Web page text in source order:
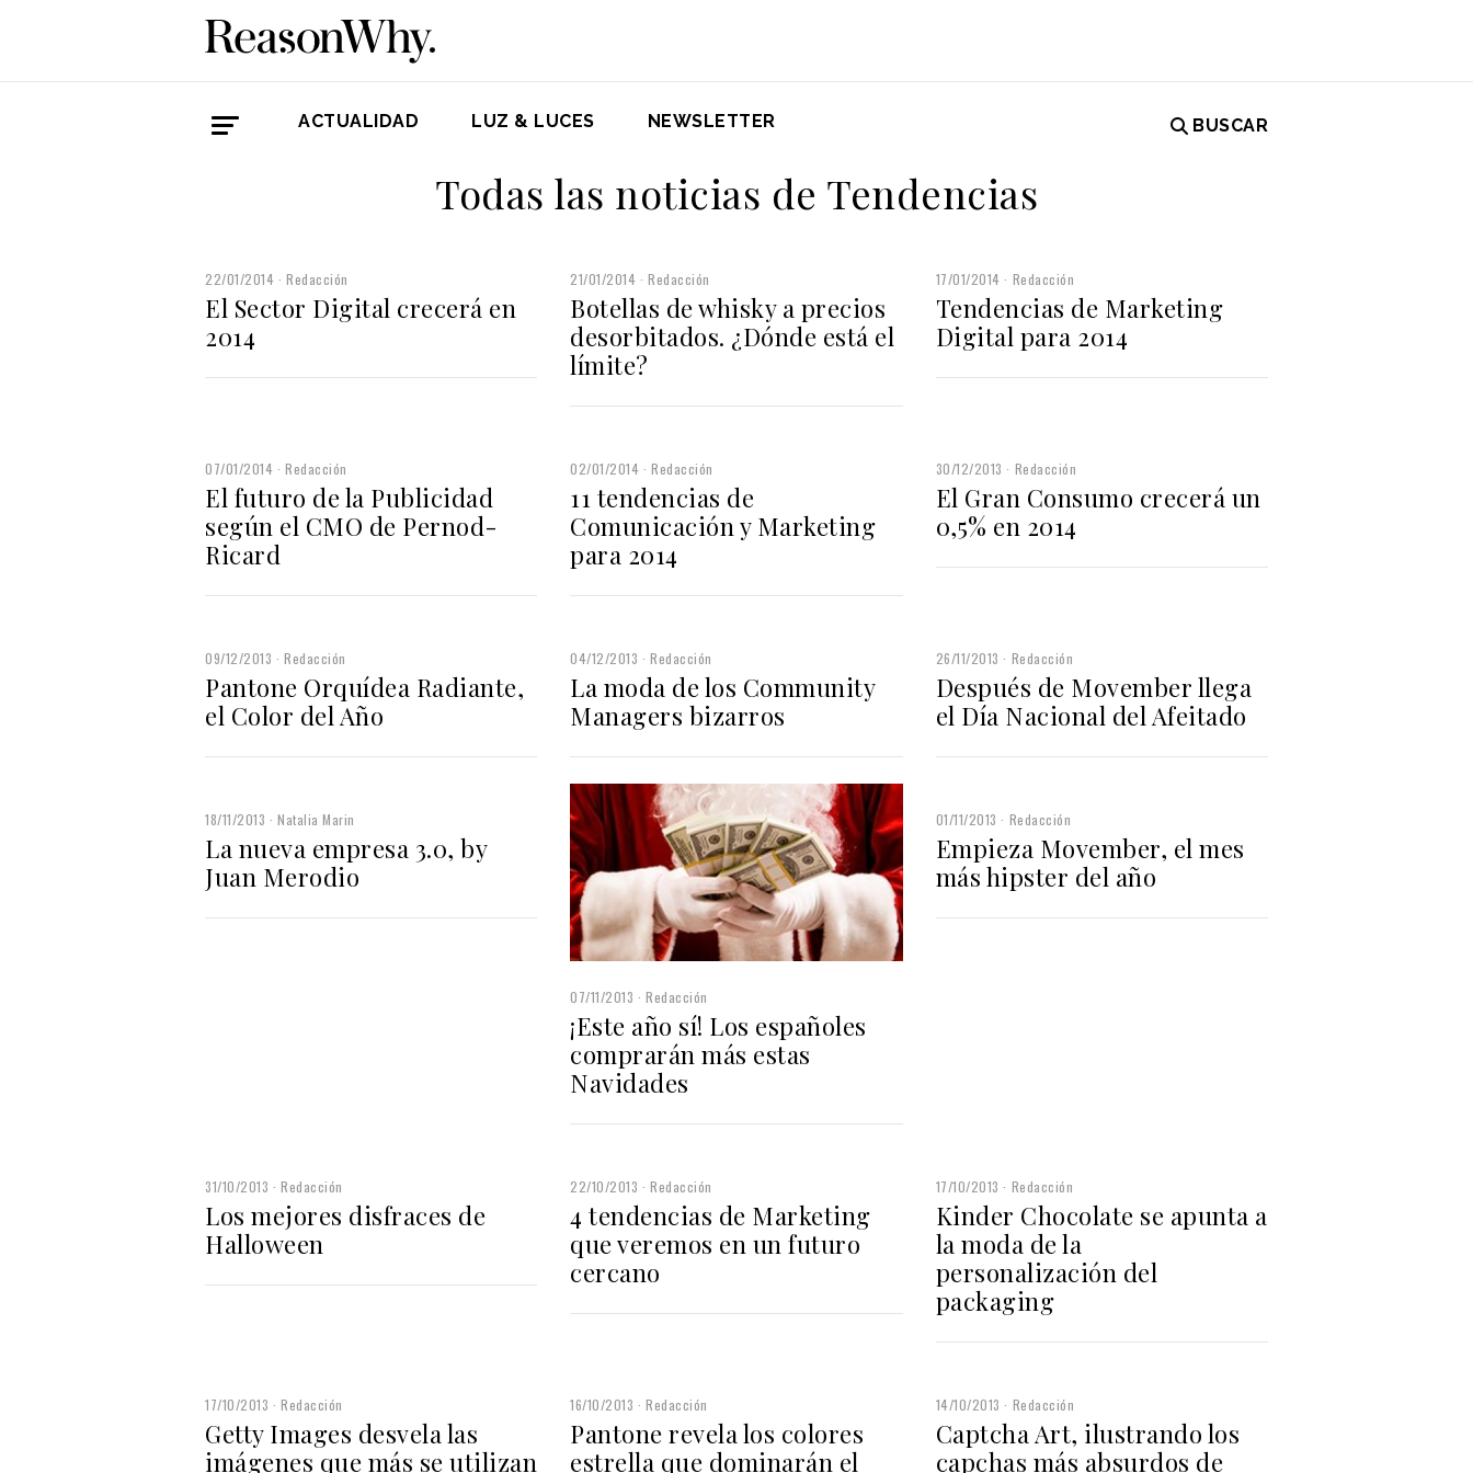
ACTUALIDAD LUZ & LUCES NEWSLETTER BUSCAR
Todas las noticias de Tendencias
22/01/2014 Redacción
El Sector Digital crecerá en
2014
21/01/2014 Redacción
Botellas de whisky a precios
desorbitados. ¿Dónde está el
límite?
17/01/2014 Redacción
Tendencias de Marketing
Digital para 2014
07/01/2014 Redacción
El futuro de la Publicidad
según el CMO de Pernod-
Ricard
02/01/2014 Redacción
11 tendencias de
Comunicación y Marketing
para 2014
30/12/2013 Redacción
El Gran Consumo crecerá un
0,5% en 2014
09/12/2013 Redacción
Pantone Orquídea Radiante,
el Color del Año
04/12/2013 Redacción
La moda de los Community
Managers bizarros
26/11/2013 Redacción
Después de Movember llega
el Día Nacional del Afeitado
18/11/2013 Natalia Marin
La nueva empresa 3.0, by
Juan Merodio
07/11/2013 Redacción
¡Este año sí! Los españoles
comprarán más estas
Navidades
01/11/2013 Redacción
Empieza Movember, el mes
más hipster del año
31/10/2013 Redacción
Los mejores disfraces de
Halloween
22/10/2013 Redacción
4 tendencias de Marketing
que veremos en un futuro
cercano
17/10/2013 Redacción
Kinder Chocolate se apunta a
la moda de la
personalización del
packaging
17/10/2013 Redacción
Getty Images desvela las
imágenes que más se utilizan
16/10/2013 Redacción
Pantone revela los colores
estrella que dominarán el
14/10/2013 Redacción
Captcha Art, ilustrando los
capchas más absurdos de